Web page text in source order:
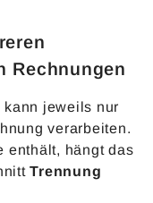
Rechnungen
jeweils nur
verarbeiten.
enthält, hängt das
Trennung